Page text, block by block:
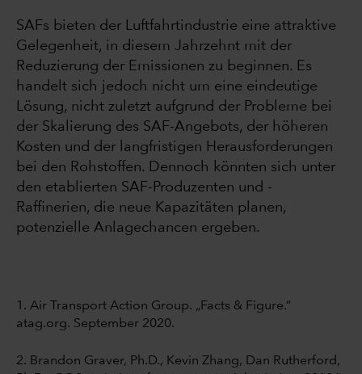
SAFs bieten der Luftfahrtindustrie eine attraktive
Gelegenheit, in diesem Jahrzehnt mit der
Reduzierung der Emissionen zu beginnen. Es
handelt sich jedoch nicht um eine eindeutige
Lösung, nicht zuletzt aufgrund der Probleme bei
der Skalierung des SAF-Angebots, der höheren
Kosten und der langfristigen Herausforderungen
bei den Rohstoffen. Dennoch könnten sich unter
den etablierten SAF-Produzenten und -
Raffinerien, die neue Kapazitäten planen,
potenzielle Anlagechancen ergeben.
1. Air Transport Action Group. „Facts & Figure.“
atag.org. September 2020.
2. Brandon Graver, Ph.D., Kevin Zhang, Dan Rutherford,